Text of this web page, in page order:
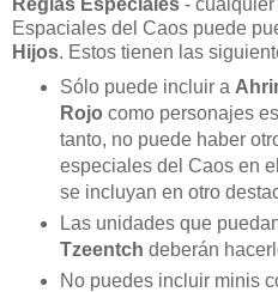
Espaciales del Caos puede
Hijos. Estos tienen las
Sólo puede incluir a
Rojo como personajes
tanto, no puede haber
especiales del Caos en
se incluyan en otro
Las unidades que
Tzeentch deberán
No puedes incluir minis